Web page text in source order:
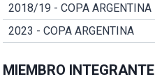
2018/19 - COPA ARGENTINA
2023 - COPA ARGENTINA
MIEMBRO INTEGRANTE